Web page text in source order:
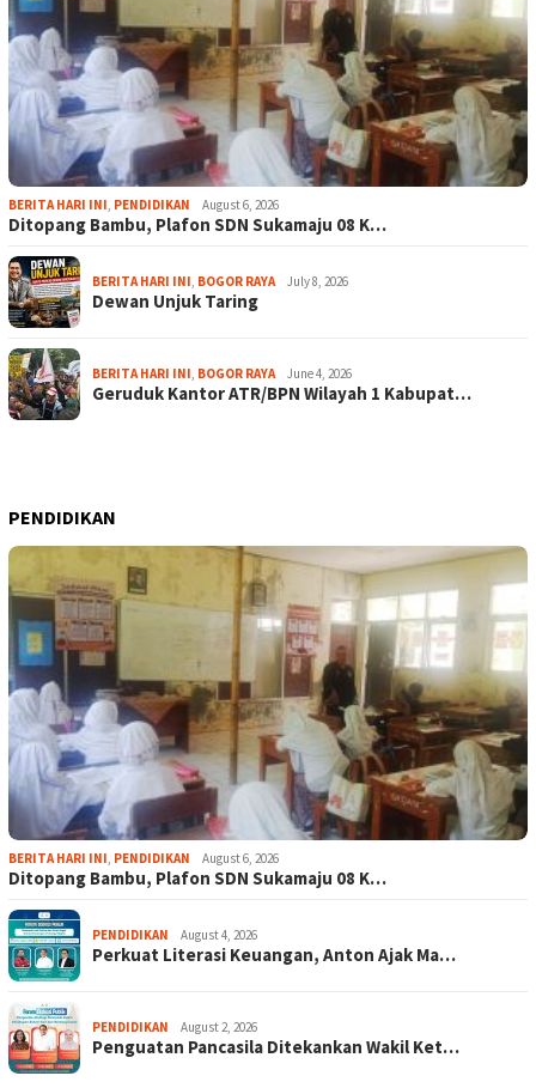
BERITA HARI INI, PENDIDIKAN August 6, 2026
Ditopang Bambu, Plafon SDN Sukamaju 08 K…
BERITA HARI INI, BOGOR RAYA July 8, 2026
Dewan Unjuk Taring
BERITA HARI INI, BOGOR RAYA June 4, 2026
Geruduk Kantor ATR/BPN Wilayah 1 Kabupat…
PENDIDIKAN
BERITA HARI INI, PENDIDIKAN August 6, 2026
Ditopang Bambu, Plafon SDN Sukamaju 08 K…
PENDIDIKAN August 4, 2026
Perkuat Literasi Keuangan, Anton Ajak Ma…
PENDIDIKAN August 2, 2026
Penguatan Pancasila Ditekankan Wakil Ket…